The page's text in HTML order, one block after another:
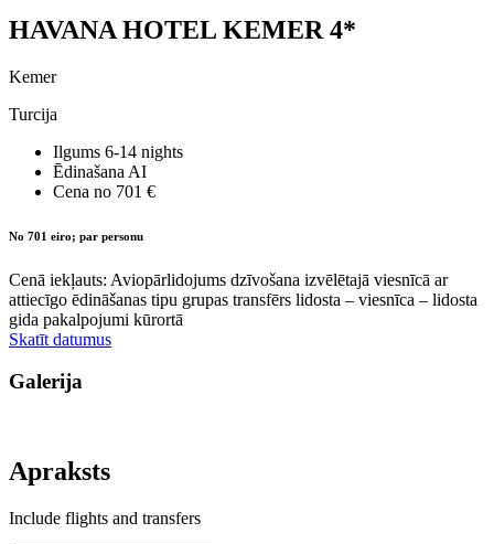
HAVANA HOTEL KEMER 4*
Kemer
Turcija
Ilgums 6-14 nights
Ēdinašana AI
Cena no 701 €
No 701 eiro; par personu
Cenā iekļauts: Aviopārlidojums dzīvošana izvēlētajā viesnīcā ar
attiecīgo ēdināšanas tipu grupas transfērs lidosta – viesnīca – lidosta
gida pakalpojumi kūrortā
Skatīt datumus
Galerija
Apraksts
Include flights and transfers